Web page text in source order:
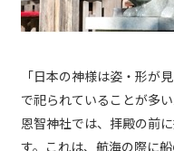
「日本の神様は姿・形が
で祀られていることが多
恩智神社では、拝殿の前
す。これは、航海の際に